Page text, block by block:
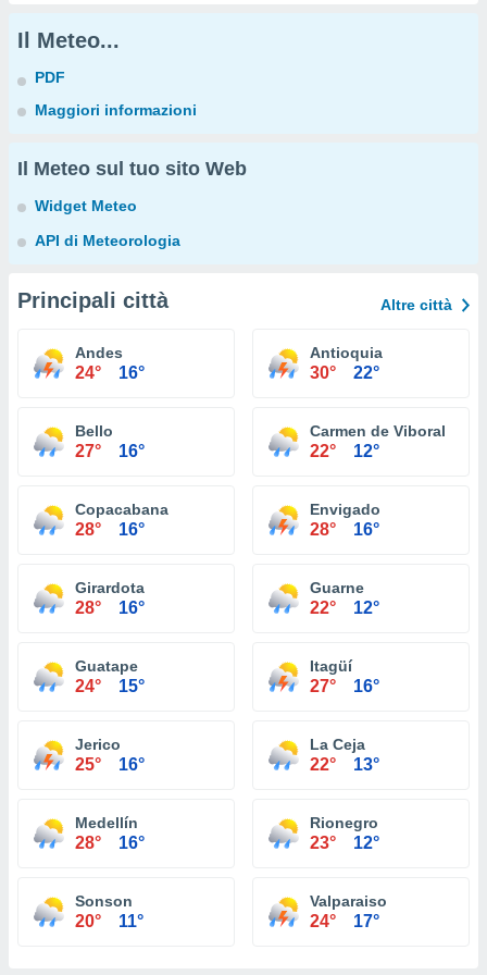
Il Meteo...
PDF
Maggiori informazioni
Il Meteo sul tuo sito Web
Widget Meteo
API di Meteorologia
Principali città Altre città
Andes
24° 16°
Antioquia
30° 22°
Bello
27° 16°
Carmen de Viboral
22° 12°
Copacabana
28° 16°
Envigado
28° 16°
Girardota
28° 16°
Guarne
22° 12°
Guatape
24° 15°
Itagüí
27° 16°
Jerico
25° 16°
La Ceja
22° 13°
Medellín
28° 16°
Rionegro
23° 12°
Sonson
20° 11°
Valparaiso
24° 17°